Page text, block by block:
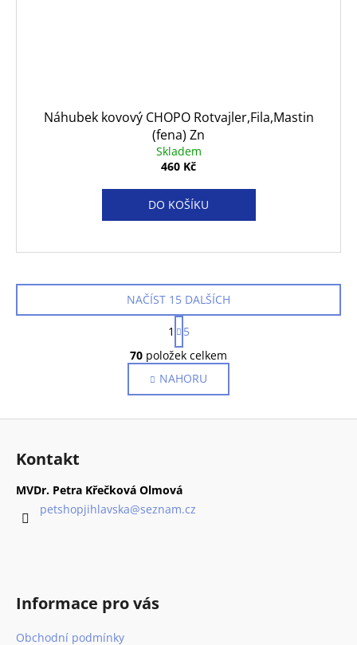
Náhubek kovový CHOPO Rotvajler,Fila,Mastin
(fena) Zn
Skladem
460 Kč
DO KOŠÍKU
O
v
l
á
d
p
r
NAČÍST 15 DALŠÍCH
S
t
r
á
n
k
1
5
70 položek celkem
NAHORU
Kontakt
MVDr. Petra Křečková Olmová
petshopjihlavska@seznam.cz
Informace pro vás
Obchodní podmínky